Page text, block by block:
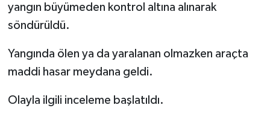
yangın büyümeden kontrol altına alınarak
söndürüldü.
Yangında ölen ya da yaralanan olmazken araçta
maddi hasar meydana geldi.
Olayla ilgili inceleme başlatıldı.